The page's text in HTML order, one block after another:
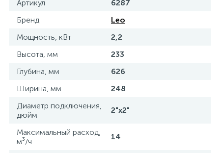
Артикул
6287
Бренд
Leo
Мощность, кВт
2,2
Высота, мм
233
Глубина, мм
626
Ширина, мм
248
Диаметр подключения,
дюйм
2"х2"
Максимальный расход,
м³/ч
14